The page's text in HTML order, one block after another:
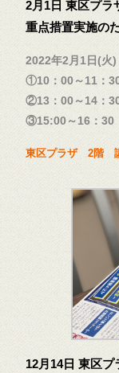
2月1日 東区プラ
重点措置実施の
2022年2月1日(火)
①10：00～11：
②13：00～14：
③15:00～16：30
東区プラザ 2階
12月14日 東区